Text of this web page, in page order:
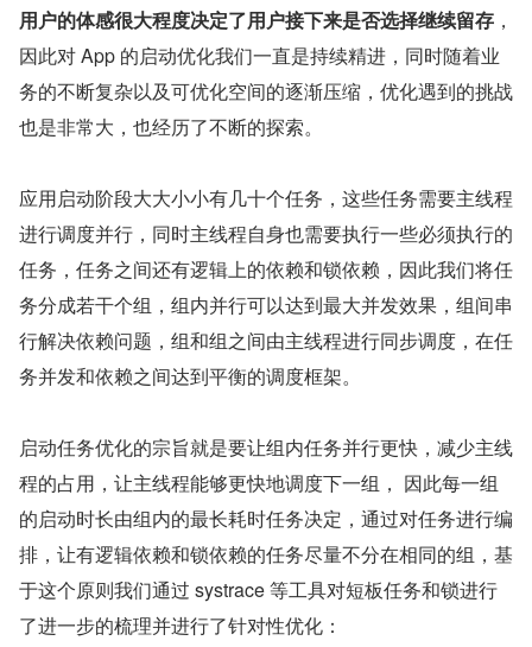
用户的体感很大程度决定了用户接下来是否选择继续留存 ，
因此对 App 的启动优化我们一直是持续精进，同时随着业
务的不断复杂以及可优化空间的逐渐压缩，优化遇到的挑战
也是非常大，也经历了不断的探索。
应用启动阶段大大小小有几十个任务，这些任务需要主线程
进行调度并行，同时主线程自身也需要执行一些必须执行的
任务，任务之间还有逻辑上的依赖和锁依赖，因此我们将任
务分成若干个组，组内并行可以达到最大并发效果，组间串
行解决依赖问题，组和组之间由主线程进行同步调度，在任
务并发和依赖之间达到平衡的调度框架。
启动任务优化的宗旨就是要让组内任务并行更快，减少主线
程的占用，让主线程能够更快地调度下一组， 因此每一组
的启动时长由组内的最长耗时任务决定，通过对任务进行编
排，让有逻辑依赖和锁依赖的任务尽量不分在相同的组，基
于这个原则我们通过 systrace 等工具对短板任务和锁进行
了进一步的梳理并进行了针对性优化：